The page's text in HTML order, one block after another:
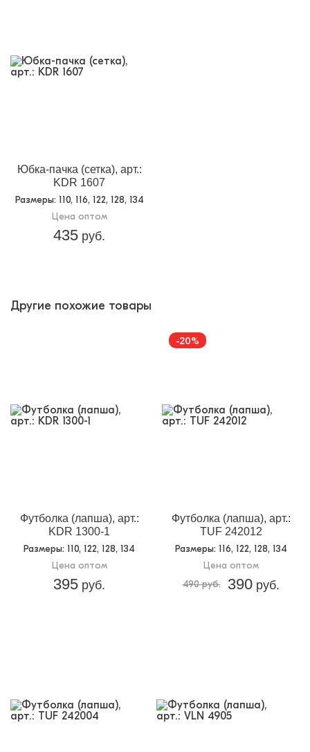
сетка с узором "горошек"
держит форму, рукава держат красивый объем
Юбка-пачка (сетка), арт.:
KDR 1607
Размеры: 110, 116, 122, 128, 134
Цена оптом
435 руб.
Другие похожие товары
Футболка (лапша), арт.:
KDR 1300-1
Размеры: 110, 122, 128, 134
Цена оптом
395 руб.
-20%
Футболка (лапша), арт.:
TUF 242012
Размеры: 116, 122, 128, 134
Цена оптом
490 руб.
390руб.